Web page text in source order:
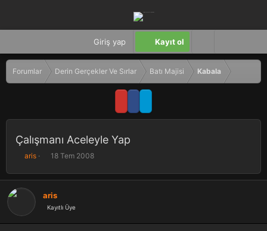
Giriş yap Kayıt ol
Forumlar Derin Gerçekler Ve Sırlar Batı Majisi Kabala
Çalışmanı Aceleyle Yap
K
n
b
aris
B
ş
a
n
18 Tem 2008
aris
Kayıtlı Üye